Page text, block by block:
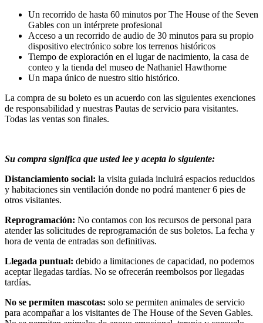
Un recorrido de hasta 60 minutos por The House of the Seven
Gables con un intérprete profesional
Acceso a un recorrido de audio de 30 minutos para su propio
dispositivo electrónico sobre los terrenos históricos
Tiempo de exploración en el lugar de nacimiento, la casa de
conteo y la tienda del museo de Nathaniel Hawthorne
Un mapa único de nuestro sitio histórico.
La compra de su boleto es un acuerdo con las siguientes exenciones
de responsabilidad y nuestras Pautas de servicio para visitantes.
Todas las ventas son finales.
Su compra significa que usted lee y acepta lo siguiente:
Distanciamiento social: la visita guiada incluirá espacios reducidos
y habitaciones sin ventilación donde no podrá mantener 6 pies de
otros visitantes.
Reprogramación: No contamos con los recursos de personal para
atender las solicitudes de reprogramación de sus boletos. La fecha y
hora de venta de entradas son definitivas.
Llegada puntual: debido a limitaciones de capacidad, no podemos
aceptar llegadas tardías. No se ofrecerán reembolsos por llegadas
tardías.
No se permiten mascotas: solo se permiten animales de servicio
para acompañar a los visitantes de The House of the Seven Gables.